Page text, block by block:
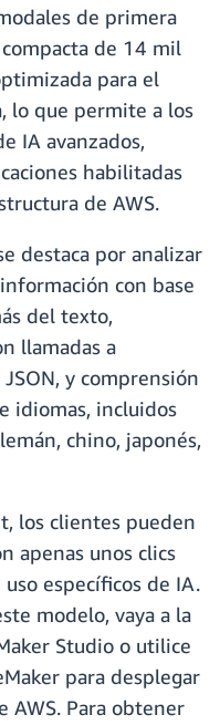
de primera
de 14 mil
para el
lo que permite a los
IA avanzados,
habilitadas
de AWS.
destaca por analizar
con base
del texto,
llamadas a
y comprensión
idiomas, incluidos
chino, japonés,
los clientes pueden
apenas unos clics
uso específicos de IA.
modelo, vaya a la
Studio o utilice
para desplegar
AWS. Para obtener